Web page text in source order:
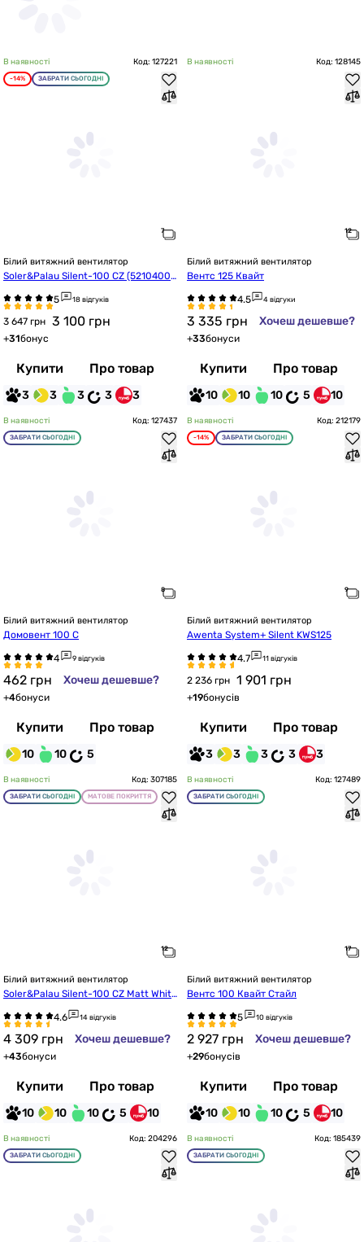
В наявності Код: 127221
-14% ЗАБРАТИ СЬОГОДНІ
Білий витяжний вентилятор
Soler&Palau Silent-100 CZ (52104007
18 відгуків
3 647 грн 3 100 грн
+31бонус
Купити Про товар
3 3 3 3 3
В наявності Код: 128145
Білий витяжний вентилятор
Вентс 125 Квайт
4 відгуки
3 335 грн Хочеш дешевше?
+33бонуси
Купити Про товар
10 10 10 5 10
В наявності Код: 127437
ЗАБРАТИ СЬОГОДНІ
Білий витяжний вентилятор
Домовент 100 С
9 відгуків
462 грн Хочеш дешевше?
+4бонуси
Купити Про товар
10 10 5
В наявності Код: 212179
-14% ЗАБРАТИ СЬОГОДНІ
Білий витяжний вентилятор
Awenta System+ Silent KWS125
11 відгуків
2 236 грн 1 901 грн
+19бонусів
Купити Про товар
3 3 3 3 3
В наявності Код: 307185
ЗАБРАТИ СЬОГОДНІ МАТОВЕ ПОКРИТТЯ
Білий витяжний вентилятор
Soler&Palau Silent-100 CZ Matt White
14 відгуків
4 309 грн Хочеш дешевше?
+43бонуси
Купити Про товар
10 10 10 5 10
В наявності Код: 127489
ЗАБРАТИ СЬОГОДНІ
Білий витяжний вентилятор
Вентс 100 Квайт Стайл
10 відгуків
2 927 грн Хочеш дешевше?
+29бонусів
Купити Про товар
10 10 10 5 10
В наявності Код: 204296
ЗАБРАТИ СЬОГОДНІ
В наявності Код: 185439
ЗАБРАТИ СЬОГОДНІ